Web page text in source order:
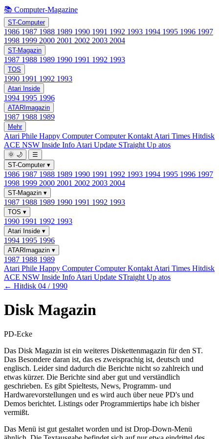
📚 Computer-Magazine
ST-Computer
1986 1987 1988 1989 1990 1991 1992 1993 1994 1995 1996 1997
1998 1999 2000 2001 2002 2003 2004
ST-Magazin
1987 1988 1989 1990 1991 1992 1993
TOS
1990 1991 1992 1993
Atari Inside
1994 1995 1996
ATARImagazin
1987 1988 1989
Mehr
Atari Phile Happy ComputerComputer Kontakt Atari Times Hitdisk
ACE NSW Inside Info Atari Update STraight Up atos
🌞 🌙
☰
ST-Computer ▾
1986 1987 1988 1989 1990 1991 1992 1993 1994 1995 1996 1997
1998 1999 2000 2001 2002 2003 2004
ST-Magazin ▾
1987 1988 1989 1990 1991 1992 1993
TOS ▾
1990 1991 1992 1993
Atari Inside ▾
1994 1995 1996
ATARImagazin ▾
1987 1988 1989
Atari Phile Happy ComputerComputer Kontakt Atari Times Hitdisk
ACE NSW Inside Info Atari Update STraight Up atos
← Hitdisk 04 / 1990
Disk Magazin
PD-Ecke
Das Disk Magazin ist ein weiteres Diskettenmagazin für den ST.
Das Besondere daran ist, das es zweisprachig ist, deutsch und
englisch. Leider sind dadurch die Berichte nicht so zahlreich und
etwas kürzer. Die Berichte sind aber gut und verständlich
geschrieben. Es gibt Spieltests, News, Programm- und
Hardwarevorstellungen und es wird auch über neue PD's und
Demos berichtet. Listings oder Programmiertips habe ich bisher
vermißt.
Das Menü ist gut gestaltet worden und ist Drop-Down-Menü